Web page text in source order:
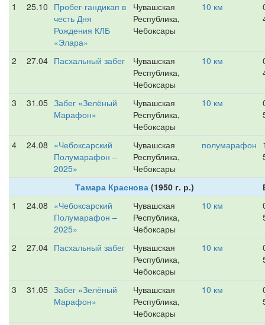
1
25.10 Пробег-гандикап в
честь Дня
Рождения КЛБ
«Элара»
Чувашская
Республика,
Чебоксары
10 км
2 27.04 Пасхальный забег
Чувашская
Республика,
Чебоксары
10 км
3 31.05 Забег «Зелёный
Марафон»
Чувашская
Республика,
Чебоксары
10 км
4 24.08 «Чебоксарский
Полумарафон –
2025»
Чувашская
Республика,
Чебоксары
полумарафон
Тамара Краснова(1950 г. р.)
1
24.08 «Чебоксарский
Полумарафон –
2025»
Чувашская
Республика,
Чебоксары
10 км
2 27.04 Пасхальный забег
Чувашская
Республика,
Чебоксары
10 км
3 31.05 Забег «Зелёный
Марафон»
Чувашская
Республика,
Чебоксары
10 км